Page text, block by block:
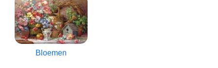
Bloemen